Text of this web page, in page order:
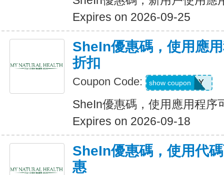
Expires on 2026-09-25
SheIn優惠碼，使用應
折扣
Coupon Code: 6FANY
show coupon
SheIn優惠碼，使用應用程序
Expires on 2026-09-18
SheIn優惠碼，使用代
惠